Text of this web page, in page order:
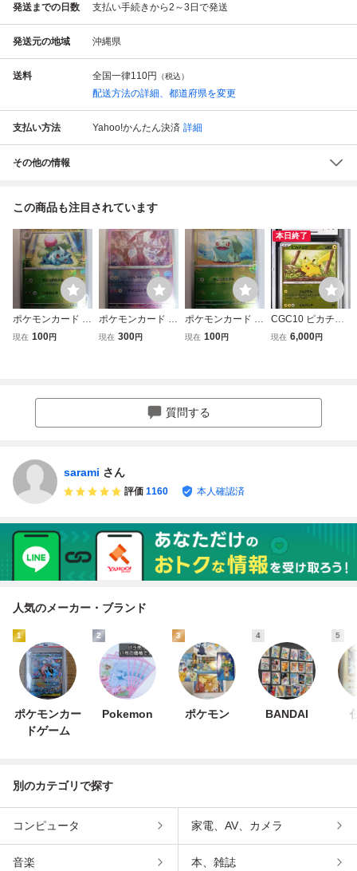
発送までの日数 支払い手続きから2～3日で発送
発送元の地域 沖縄県
送料 全国一律110円 （税込）
配送方法の詳細、都道府県を変更
支払い方法 Yahoo!かんたん決済 詳細
その他の情報
この商品も注目されています
ポケモンカード フ
シギソウ 002/165
現在 100円
ポケモンカード ミ
ュウツー 150/165
現在 300円
ポケモンカード フ
シギダネ 001/165
現在 100円
本日終了
CGC10 ピカチュ
ウ モンスターボー
現在 6,000円
質問する
sarami さん
評価 1160 本人確認済
人気のメーカー・ブランド
1
ポケモンカー
ドゲーム
2
Pokemon
3
ポケモン
4
BANDAI
5
別のカテゴリで探す
コンピュータ 家電、AV、カメラ
音楽 本、雑誌